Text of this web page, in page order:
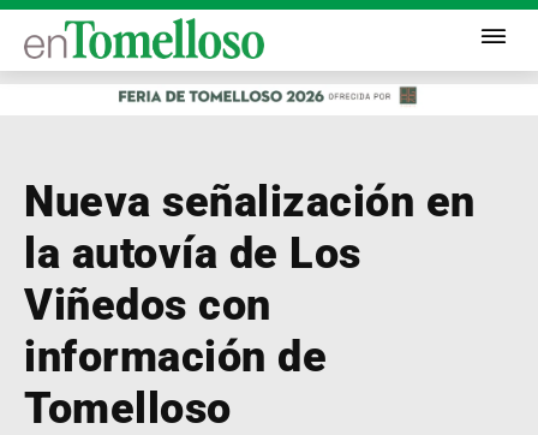
Nueva señalización en
la autovía de Los
Viñedos con
información de
Tomelloso